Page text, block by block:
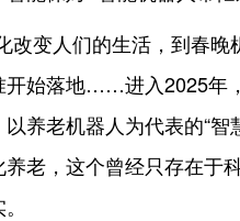
改变人们的生活，到春
始落地……进入2025年，
养老机器人为代表的“
老，这个曾经只存在于